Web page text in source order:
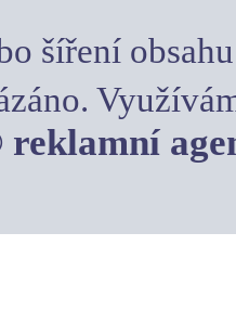
šíření
reklamní